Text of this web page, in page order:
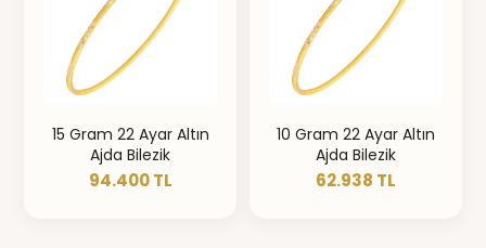
15 Gram 22 Ayar Altın
Ajda Bilezik
94.400 TL
10 Gram 22 Ayar Altın
Ajda Bilezik
62.938 TL